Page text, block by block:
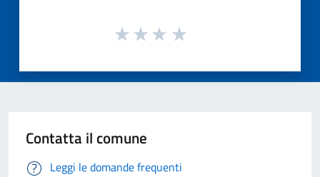
Contatta il comune
Leggi le domande frequenti